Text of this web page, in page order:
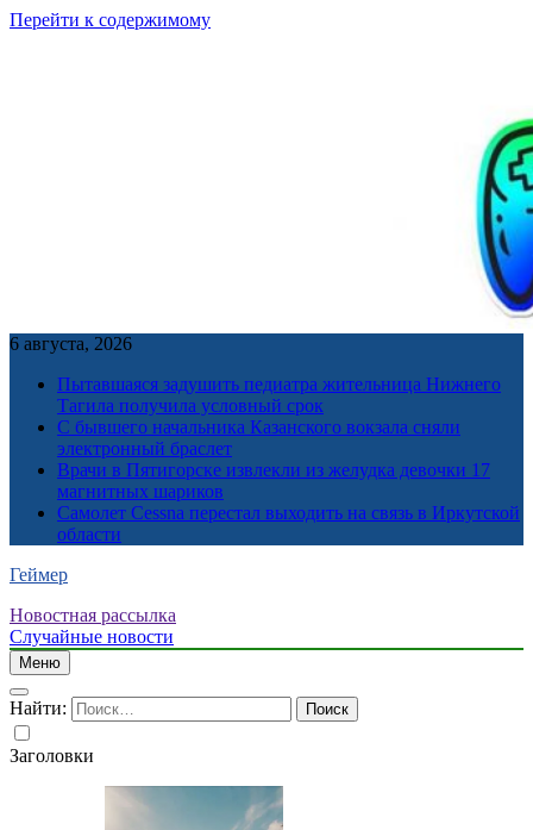
Перейти к содержимому
6 августа, 2026
Пытавшаяся задушить педиатра жительница Нижнего
Тагила получила условный срок
С бывшего начальника Казанского вокзала сняли
электронный браслет
Врачи в Пятигорске извлекли из желудка девочки 17
магнитных шариков
Самолет Cessna перестал выходить на связь в Иркутской
области
Геймер
Новостная рассылка
Случайные новости
Меню
Найти:
Заголовки